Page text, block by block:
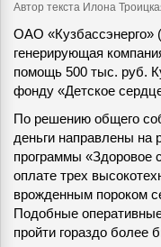
Автор текста Илона
ОАО «Кузбассэнерго»
генерирующая
помощь 500 тыс. руб.
фонду «Детское
По решению общего
деньги направлены на
программы «Здоровое
оплате трех
врожденным пороком
Подобные
пройти гораздо более